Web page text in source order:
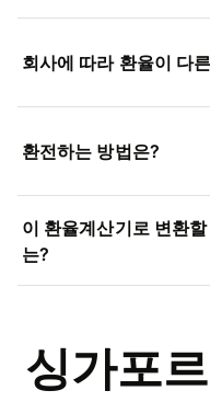
회사에 따라 환율이 다
환전하는 방법은?
이 환율계산기로 변환
는?
싱가포